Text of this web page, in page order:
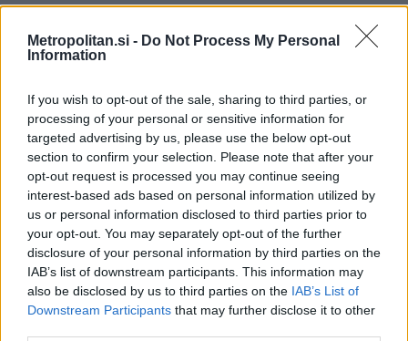
Metropolitan.si - Do Not Process My Personal
Information
If you wish to opt-out of the sale, sharing to third parties, or
processing of your personal or sensitive information for
targeted advertising by us, please use the below opt-out
section to confirm your selection. Please note that after your
opt-out request is processed you may continue seeing
interest-based ads based on personal information utilized by
us or personal information disclosed to third parties prior to
your opt-out. You may separately opt-out of the further
disclosure of your personal information by third parties on the
IAB’s list of downstream participants. This information may
also be disclosed by us to third parties on the IAB’s List of
Downstream Participants that may further disclose it to other
številne nagrade in priznanja, zaradi svojega
glasbenem prizorišču. Znana je po svoji
sposobnosti prehajanja med različnimi glasbenimi
žanri, zaradi česar je priljubljena tako med ljubitelji
popa kot tudi med tistimi, ki cenijo bolj tradicionalno
poljsko ljudsko glasbo.